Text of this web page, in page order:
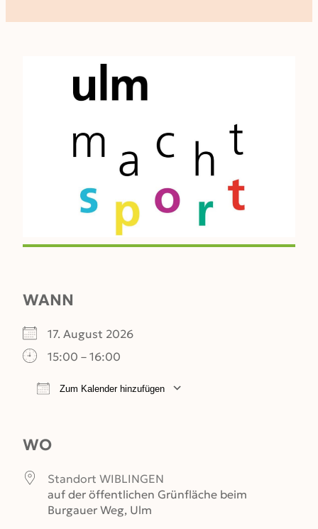
WANN
17. August 2026
15:00 – 16:00
Zum Kalender hinzufügen
WO
Standort WIBLINGEN
auf der öffentlichen Grünfläche beim
Burgauer Weg, Ulm